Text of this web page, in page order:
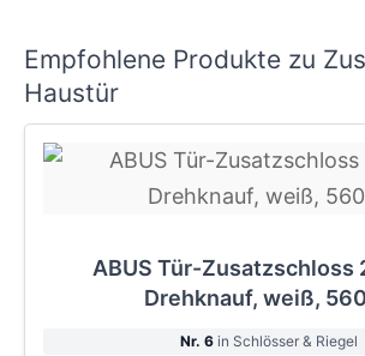
Empfohlene Produkte zu
Haustür
ABUS Tür-Zusatzschloss
Drehknauf, weiß,
Nr. 6 in Schlösser & Riegel